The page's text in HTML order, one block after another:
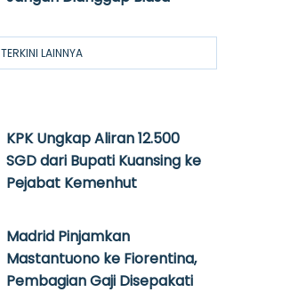
TERKINI LAINNYA
KPK Ungkap Aliran 12.500
SGD dari Bupati Kuansing ke
Pejabat Kemenhut
Madrid Pinjamkan
Mastantuono ke Fiorentina,
Pembagian Gaji Disepakati